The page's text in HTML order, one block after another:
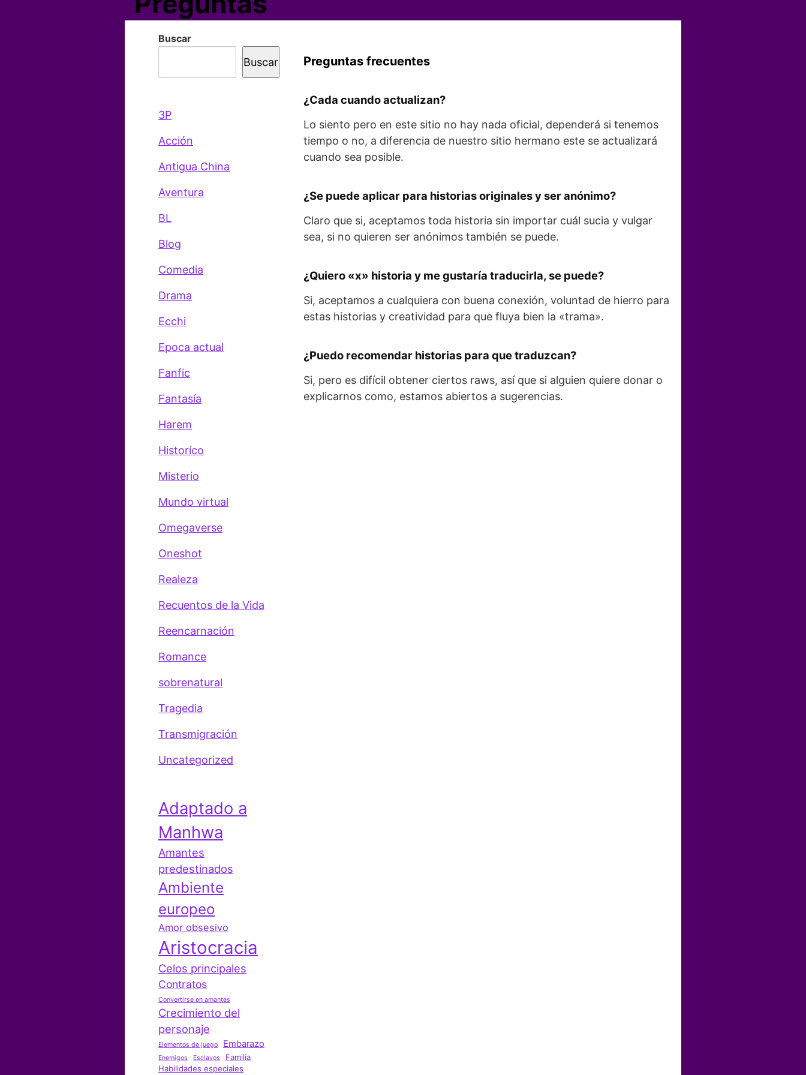
Preguntas frecuentes
¿Cada cuando actualizan?
Lo siento pero en este sitio no hay nada oficial, dependerá si tenemos
tiempo o no, a diferencia de nuestro sitio hermano este se actualizará
cuando sea posible.
¿Se puede aplicar para historias originales y ser anónimo?
Claro que si, aceptamos toda historia sin importar cuál sucia y vulgar
sea, si no quieren ser anónimos también se puede.
¿Quiero «x» historia y me gustaría traducirla, se puede?
Si, aceptamos a cualquiera con buena conexión, voluntad de hierro para
estas historias y creatividad para que fluya bien la «trama».
¿Puedo recomendar historias para que traduzcan?
Si, pero es difícil obtener ciertos raws, así que si alguien quiere donar o
explicarnos como, estamos abiertos a sugerencias.
Buscar
Buscar
3P
Acción
Antigua China
Aventura
BL
Blog
Comedia
Drama
Ecchi
Epoca actual
Fanfic
Fantasía
Harem
Historíco
Misterio
Mundo virtual
Omegaverse
Oneshot
Realeza
Recuentos de la Vida
Reencarnación
Romance
sobrenatural
Tragedia
Transmigración
Uncategorized
Adaptado a
Manhwa
Amantes
predestinados
Ambiente
europeo
Amor obsesivo
Aristocracia
Celos principales
Contratos
Convertirse en amantes
Crecimiento del
personaje
Elementos de juego Embarazo
Enemigos Esclavos
Familia
Habilidades especiales